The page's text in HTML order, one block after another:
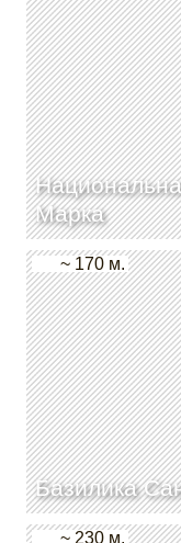
Марка
Базилика
~ 170 м.
~ 230 м.